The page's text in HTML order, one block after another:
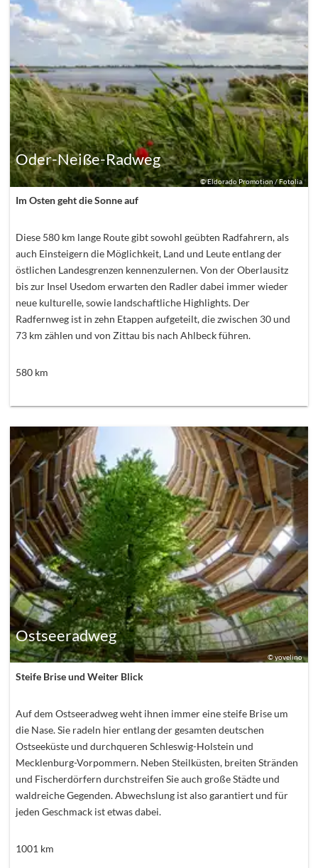
©Eldorado Promotion / Fotolia
Oder-Neiße-Radweg
Im Osten geht die Sonne auf
Diese 580 km lange Route gibt sowohl geübten Radfahrern, als
auch Einsteigern die Möglichkeit, Land und Leute entlang der
östlichen Landesgrenzen kennenzulernen. Von der Oberlausitz
bis zur Insel Usedom erwarten den Radler dabei immer wieder
neue kulturelle, sowie landschaftliche Highlights. Der
Radfernweg ist in zehn Etappen aufgeteilt, die zwischen 30 und
73 km zählen und von Zittau bis nach Ahlbeck führen.
580km
©yovelino
Ostseeradweg
Steife Brise und Weiter Blick
Auf dem Ostseeradweg weht ihnen immer eine steife Brise um
die Nase. Sie radeln hier entlang der gesamten deutschen
Ostseeküste und durchqueren Schleswig-Holstein und
Mecklenburg-Vorpommern. Neben Steilküsten, breiten Stränden
und Fischerdörfern durchstreifen Sie auch große Städte und
waldreiche Gegenden. Abwechslung ist also garantiert und für
jeden Geschmack ist etwas dabei.
1001 km